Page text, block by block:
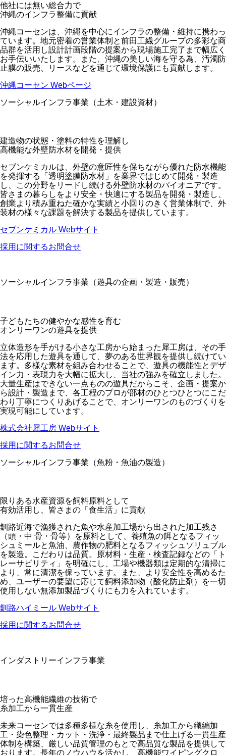
他社には無い総合力で
沖縄のインフラ整備に貢献
沖縄コーセンは、沖縄を中心にインフラの整備・維持に携わっ
ています。地元密着の営業体制と前田工繊グループの多彩な商
品群を活用し設計計画段階の提案から現場施工完了まで幅広く
お手伝いいたします。また、沖縄の美しい海を守る為、汚濁防
止膜の販売、リースなどを通じて環境保護にも貢献します。
沖縄コーセン Webページ
ソーシャルインフラ事業（土木・建設資材）
建造物の状態・塗料の特性を理解し
高機能な外壁防水材を開発・提供
セブンケミカルは、外壁の意匠性を保ちながら優れた防水機能
を発揮する「透明塗膜防水材」を業界ではじめて開発・製造
し、この分野をリードし続ける外壁防水材のパイオニアです。
皆さまの暮らしをより安全・快適にする製品を開発・製造し、
創業より積み重ねた確かな実績と小回りのきく営業体制で、外
装材の様々な課題を解決する製品を提供しています。
セブンケミカル Webサイト
採用に関するお問合せ
ソーシャルインフラ事業（遊具の企画・製造・販売）
子どもたちの健やかな感性を育む
オンリーワンの遊具を提供
立体造形を手がける小さな工房から始まった犀工房は、その手
法を応用した遊具を通して、夢のある世界観を提供し続けてい
ます。多様な素材を組み合わせることで、遊具の機能性とデザ
イン力・表現力を大幅に拡大し、当社の強みを確立しました。
大量生産はできない一点ものの遊具だからこそ、企画・提案か
ら設計・製造まで、各工程のプロが部材のひとつひとつにこだ
わり丁寧につくりあげることで、オンリーワンのものづくりを
実現可能にしています。
株式会社犀工房 Webサイト
採用に関するお問合せ
ソーシャルインフラ事業（魚粉・魚油の製造）
限りある水産資源を飼料原料として
有効活用し、皆さまの「食生活」に貢献
釧路近海で漁獲された魚や水産加工場から出された加工残さ
（頭・中 骨・骨等）を原料として、養殖魚の餌となるフィッ
シュミールと魚油、農作物の肥料となるフィッシュソリュブル
を製造。こだわりは品質。原材料・生産・検査記録などの「ト
レーサビリティ」を明確にし、工場や機器類は定期的な清掃に
より、常に清潔を保っています。また、より安全性を高めるた
め、ユーザーの要望に応じて飼料添加物（酸化防止剤）を一切
使用しない無添加製品づくりにも力を入れています。
釧路ハイミール Webサイト
採用に関するお問合せ
インダストリーインフラ事業
培った高機能繊維の技術で
糸加工から一貫生産
未来コーセンでは多種多様な糸を使用し、糸加工から織編加
工・染色整理・カット・洗浄・最終製品まで仕上げる一貫生産
体制を構築、厳しい品質管理のもとで高品質な製品を提供して
おります。長年のノウハウを活かし、高機能ワイピングクロ